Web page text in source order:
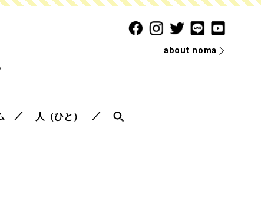
about noma
人（ひと）